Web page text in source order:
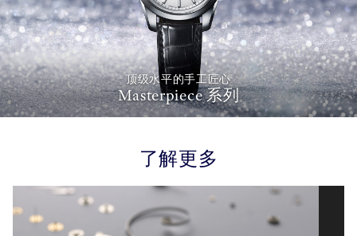
顶级水平的手工匠心
Masterpiece 系列
了解更多